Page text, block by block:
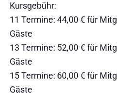
Kursgebühr:
11 Termine: 44,00 € für
Gäste
13 Termine: 52,00 € für
Gäste
15 Termine: 60,00 € für
Gäste